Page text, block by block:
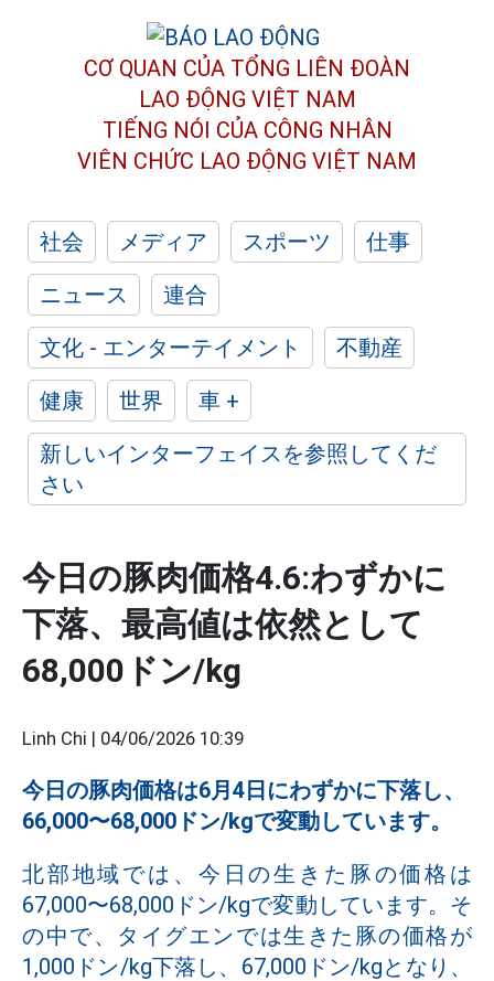
CƠ QUAN CỦA TỔNG LIÊN ĐOÀN
LAO ĐỘNG VIỆT NAM
TIẾNG NÓI CỦA CÔNG NHÂN
VIÊN CHỨC LAO ĐỘNG VIỆT NAM
社会 メディア スポーツ
仕事
ニュース
連合
文化 - エンターテイメント
不動産
健康
世界
車 +
新しいインターフェイスを参照してくだ
さい
今日の豚肉価格4.6:わずかに
下落、最高値は依然として
68,000ドン/kg
Linh Chi | 04/06/2026 10:39
今日の豚肉価格は6月4日にわずかに下落し、
66,000〜68,000ドン/kgで変動しています。
北部地域では、今日の生きた豚の価格は
67,000〜68,000ドン/kgで変動しています。そ
の中で、タイグエンでは生きた豚の価格が
1,000ドン/kg下落し、67,000ドン/kgとなり、